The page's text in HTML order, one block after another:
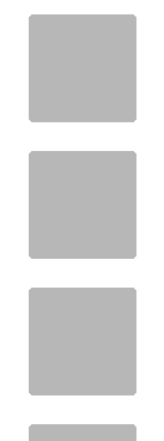
WAHANA
HEALTH